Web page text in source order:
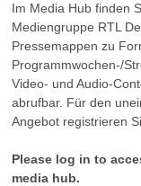
Im Media Hub finden
Mediengruppe RTL
Pressemappen zu
Programmwochen-/
Video- und Audio-
abrufbar. Für den
Angebot registrieren
Please log in to
media hub.